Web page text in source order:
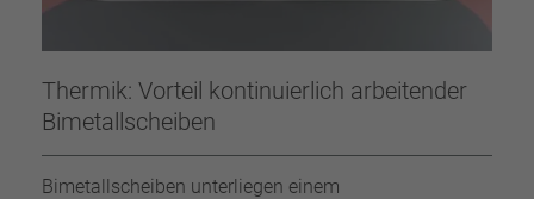
Thermik: Vorteil kontinuierlich arbeitender
Bimetallscheiben
Bimetallscheiben unterliegen einem